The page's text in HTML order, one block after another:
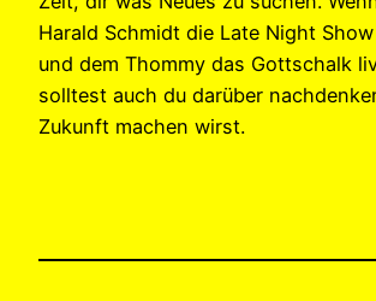
Harald Schmidt die Late Night
und dem Thommy das Gottschalk
solltest auch du darüber
Zukunft machen wirst.